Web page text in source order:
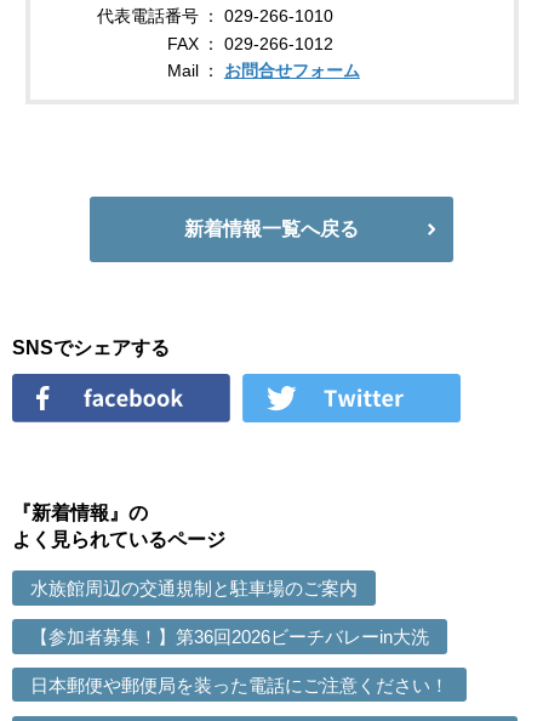
代表電話番号
029-266-1010
FAX
029-266-1012
Mail
お問合せフォーム
新着情報一覧へ戻る
SNSでシェアする
『新着情報』の
よく見られているページ
水族館周辺の交通規制と駐車場のご案内
【参加者募集！】第36回2026ビーチバレーin大洗
日本郵便や郵便局を装った電話にご注意ください！